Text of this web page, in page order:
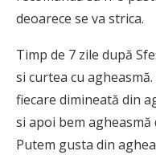
deoarece se va strica.
Timp de 7 zile după
si curtea cu
fiecare dimineată din
si apoi bem agheasmă
Putem gusta din